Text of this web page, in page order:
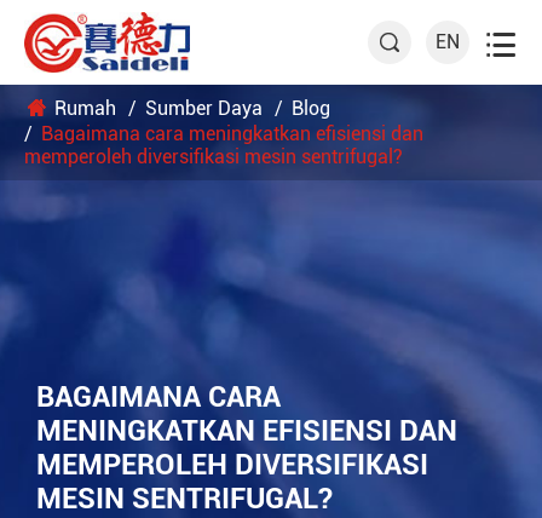
 EN 
Rumah Sumber Daya
Blog
Bagaimana cara meningkatkan efisiensi dan
memperoleh diversifikasi mesin sentrifugal?
BAGAIMANA CARA
MENINGKATKAN EFISIENSI DAN
MEMPEROLEH DIVERSIFIKASI
MESIN SENTRIFUGAL?